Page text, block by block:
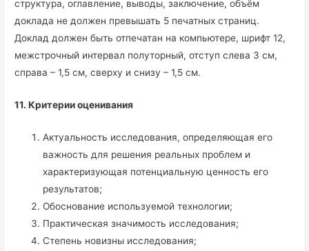
структура, оглавление, выводы, заключение, объём
доклада не должен превышать 5 печатных страниц.
Доклад должен быть отпечатан на компьютере, шрифт 12,
межстрочный интервал полуторный, отступ слева 3 см,
справа – 1,5 см, сверху и снизу – 1,5 см.
11. Критерии оценивания
Актуальность исследования, определяющая его
важность для решения реальных проблем и
характеризующая потенциальную ценность его
результатов;
Обоснование используемой технологии;
Практическая значимость исследования;
Степень новизны исследования;